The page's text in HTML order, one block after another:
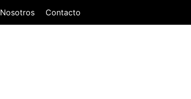
Nosotros Contacto